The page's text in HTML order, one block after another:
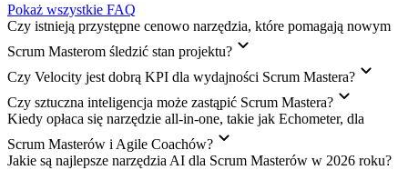
Pokaż wszystkie FAQ
Czy istnieją przystępne cenowo narzędzia, które pomagają nowym
Scrum Masterom śledzić stan projektu?
Czy Velocity jest dobrą KPI dla wydajności Scrum Mastera?
Czy sztuczna inteligencja może zastąpić Scrum Mastera?
Kiedy opłaca się narzędzie all-in-one, takie jak Echometer, dla
Scrum Masterów i Agile Coachów?
Jakie są najlepsze narzędzia AI dla Scrum Masterów w 2026 roku?